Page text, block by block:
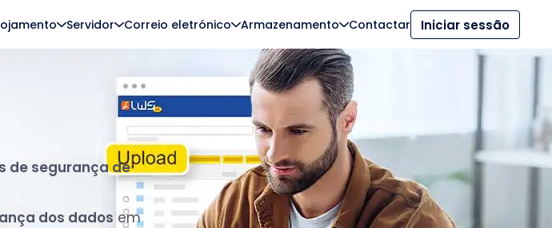
Servidor Correio eletrónico Armazenamento Contactar Iniciar sessão
de segurança de
dos dados em